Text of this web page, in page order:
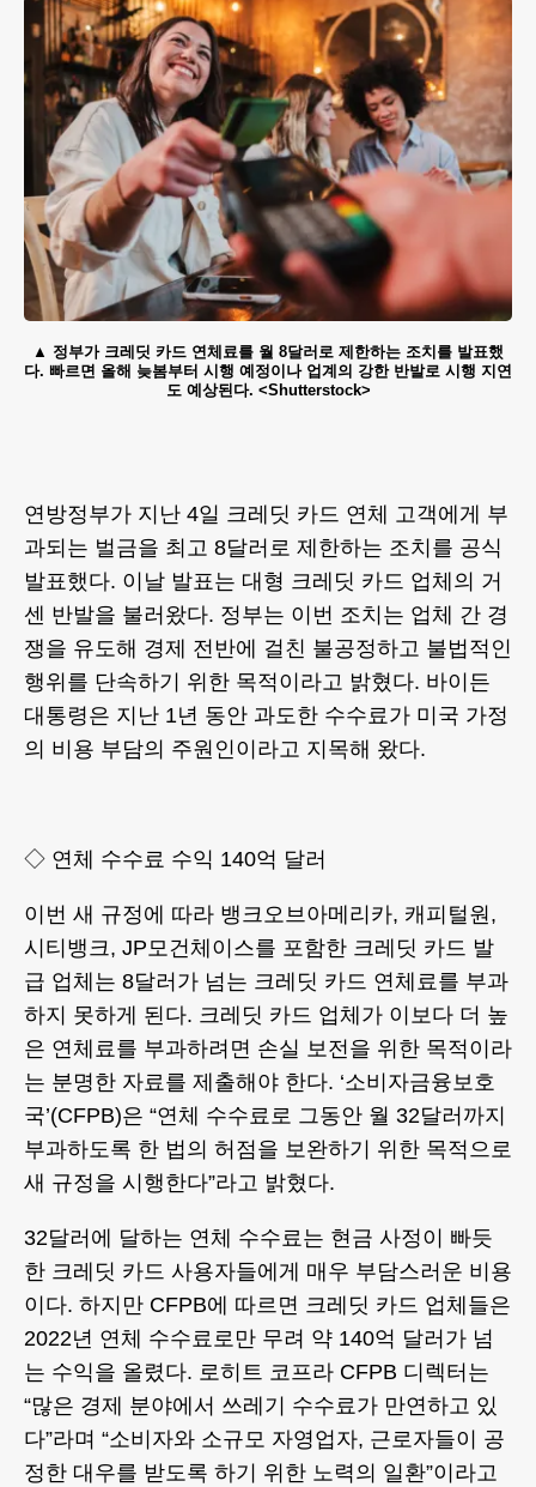
정부가 크레딧 카드 연체료를 월 8달러로 제한하는 조치를 발표했
다. 빠르면 올해 늦봄부터 시행 예정이나 업계의 강한 반발로 시행 지연
도 예상된다. <Shutterstock>
연방정부가 지난 4일 크레딧 카드 연체 고객에게 부
과되는 벌금을 최고 8달러로 제한하는 조치를 공식
발표했다. 이날 발표는 대형 크레딧 카드 업체의 거
센 반발을 불러왔다. 정부는 이번 조치는 업체 간 경
쟁을 유도해 경제 전반에 걸친 불공정하고 불법적인
행위를 단속하기 위한 목적이라고 밝혔다. 바이든
대통령은 지난 1년 동안 과도한 수수료가 미국 가정
의 비용 부담의 주원인이라고 지목해 왔다.
◇ 연체 수수료 수익 140억 달러
이번 새 규정에 따라 뱅크오브아메리카, 캐피털원,
시티뱅크, JP모건체이스를 포함한 크레딧 카드 발
급 업체는 8달러가 넘는 크레딧 카드 연체료를 부과
하지 못하게 된다. 크레딧 카드 업체가 이보다 더 높
은 연체료를 부과하려면 손실 보전을 위한 목적이라
는 분명한 자료를 제출해야 한다. ‘소비자금융보호
국’(CFPB)은 “연체 수수료로 그동안 월 32달러까지
부과하도록 한 법의 허점을 보완하기 위한 목적으로
새 규정을 시행한다”라고 밝혔다.
32달러에 달하는 연체 수수료는 현금 사정이 빠듯
한 크레딧 카드 사용자들에게 매우 부담스러운 비용
이다. 하지만 CFPB에 따르면 크레딧 카드 업체들은
2022년 연체 수수료로만 무려 약 140억 달러가 넘
는 수익을 올렸다. 로히트 코프라 CFPB 디렉터는
“많은 경제 분야에서 쓰레기 수수료가 만연하고 있
다”라며 “소비자와 소규모 자영업자, 근로자들이 공
정한 대우를 받도록 하기 위한 노력의 일환”이라고